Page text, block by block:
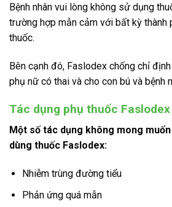
Bệnh nhân vui lòng không sử dụng
trường hợp mẫn cảm với bất kỳ thành
thuốc.
Bên cạnh đó, Faslodex chống chỉ
phụ nữ có thai và cho con bú và bệnh
Tác dụng phụ thuốc
Một số tác dụng không mong
dùng thuốc Faslodex:
Nhiễm trùng đường tiểu
Phản ứng quá mẫn